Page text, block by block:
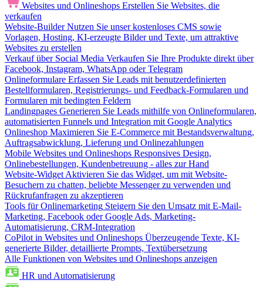
Websites und Onlineshops Erstellen Sie Websites, die
verkaufen
Website-Builder Nutzen Sie unser kostenloses CMS sowie
Vorlagen, Hosting, KI-erzeugte Bilder und Texte, um attraktive
Websites zu erstellen
Verkauf über Social Media Verkaufen Sie Ihre Produkte direkt über
Facebook, Instagram, WhatsApp oder Telegram
Onlineformulare Erfassen Sie Leads mit benutzerdefinierten
Bestellformularen, Registrierungs- und Feedback-Formularen und
Formularen mit bedingten Feldern
Landingpages Generieren Sie Leads mithilfe von Onlineformularen,
automatisierten Funnels und Integration mit Google Analytics
Onlineshop Maximieren Sie E-Commerce mit Bestandsverwaltung,
Auftragsabwicklung, Lieferung und Onlinezahlungen
Mobile Websites und Onlineshops Responsives Design,
Onlinebestellungen, Kundenbetreuung - alles zur Hand
Website-Widget Aktivieren Sie das Widget, um mit Website-
Besuchern zu chatten, beliebte Messenger zu verwenden und
Rückrufanfragen zu akzeptieren
Tools für Onlinemarketing Steigern Sie den Umsatz mit E-Mail-
Marketing, Facebook oder Google Ads, Marketing-
Automatisierung, CRM-Integration
CoPilot in Websites und Onlineshops Überzeugende Texte, KI-
generierte Bilder, detaillierte Prompts, Textübersetzung
Alle Funktionen von Websites und Onlineshops anzeigen
HR und Automatisierung